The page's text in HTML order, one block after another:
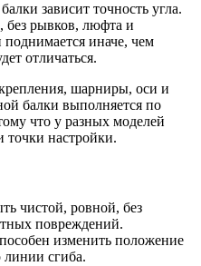
зависит точность угла.
без рывков, люфта и
иначе, чем
отличаться.
шарниры, оси и
балки выполняется по
что у разных моделей
точки настройки.
чистой, ровной, без
повреждений.
изменить положение
линии сгиба.